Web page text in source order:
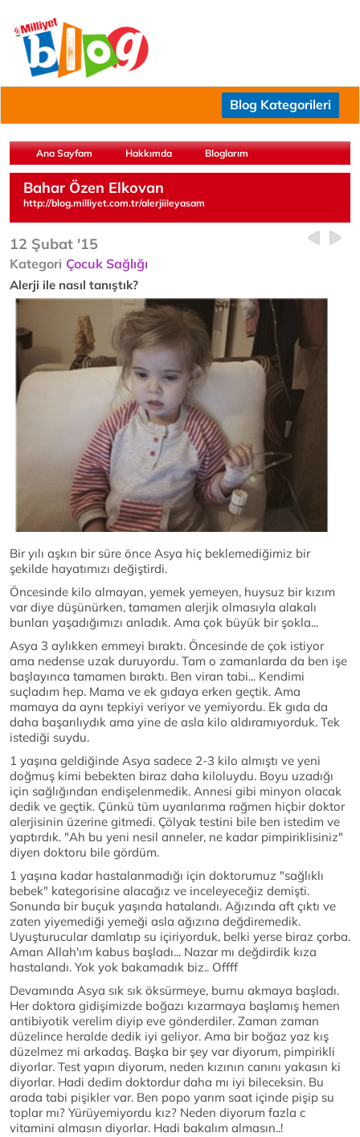
Blog Kategorileri
Ana Sayfam Hakkımda Bloglarım
Bahar Özen Elkovan
http://blog.milliyet.com.tr/alerjiileyasam
12 Şubat '15
Kategori Çocuk Sağlığı
Alerji ile nasıl tanıştık?
Bir yılı aşkın bir süre önce Asya hiç beklemediğimiz bir
şekilde hayatımızı değiştirdi.
Öncesinde kilo almayan, yemek yemeyen, huysuz bir kızım
var diye düşünürken, tamamen alerjik olmasıyla alakalı
bunları yaşadığımızı anladık. Ama çok büyük bir şokla...
Asya 3 aylıkken emmeyi bıraktı. Öncesinde de çok istiyor
ama nedense uzak duruyordu. Tam o zamanlarda da ben işe
başlayınca tamamen bıraktı. Ben viran tabi... Kendimi
suçladım hep. Mama ve ek gıdaya erken geçtik. Ama
mamaya da aynı tepkiyi veriyor ve yemiyordu. Ek gıda da
daha başarılıydık ama yine de asla kilo aldıramıyorduk. Tek
istediği suydu.
1 yaşına geldiğinde Asya sadece 2-3 kilo almıştı ve yeni
doğmuş kimi bebekten biraz daha kiloluydu. Boyu uzadığı
için sağlığından endişelenmedik. Annesi gibi minyon olacak
dedik ve geçtik. Çünkü tüm uyarılarıma rağmen hiçbir doktor
alerjisinin üzerine gitmedi. Çölyak testini bile ben istedim ve
yaptırdık. "Ah bu yeni nesil anneler, ne kadar pimpiriklisiniz"
diyen doktoru bile gördüm.
1 yaşına kadar hastalanmadığı için doktorumuz "sağlıklı
bebek" kategorisine alacağız ve inceleyeceğiz demişti.
Sonunda bir buçuk yaşında hatalandı. Ağızında aft çıktı ve
zaten yiyemediği yemeği asla ağızına değdiremedik.
Uyuşturucular damlatıp su içiriyorduk, belki yerse biraz çorba.
Aman Allah'ım kabus başladı... Nazar mı değdirdik kıza
hastalandı. Yok yok bakamadık biz.. Offff
Devamında Asya sık sık öksürmeye, burnu akmaya başladı.
Her doktora gidişimizde boğazı kızarmaya başlamış hemen
antibiyotik verelim diyip eve gönderdiler. Zaman zaman
düzelince heralde dedik iyi geliyor. Ama bir boğaz yaz kış
düzelmez mi arkadaş. Başka bir şey var diyorum, pimpirikli
diyorlar. Test yapın diyorum, neden kızının canını yakasın ki
diyorlar. Hadi dedim doktordur daha mı iyi bileceksin. Bu
arada tabi pişikler var. Ben popo yarım saat içinde pişip su
toplar mı? Yürüyemiyordu kız? Neden diyorum fazla c
vitamini almasın diyorlar. Hadi bakalım almasın..!